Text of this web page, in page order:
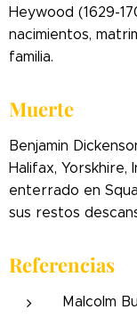
Heywood (1629-
nacimientos,
familia.
Muerte
Benjamin
Halifax, Yorskhire,
enterrado en
sus restos
Referencias
Malcolm